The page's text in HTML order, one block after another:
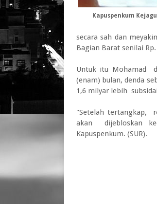
Kapuspenkum
secara sah dan
Bagian Barat senilai
Untuk itu Mohamad
(enam) bulan, denda
1,6 milyar lebih
"Setelah tertangkap,
akan dijebloskan
Kapuspenkum. (SUR).